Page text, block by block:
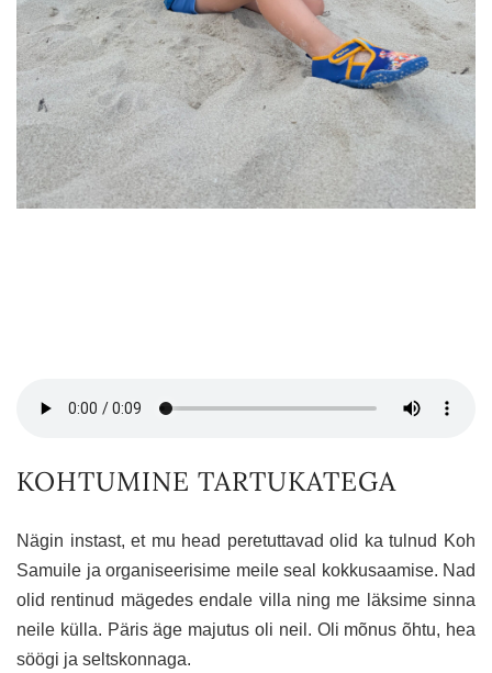
KOHTUMINE TARTUKATEGA
Nägin instast, et mu head peretuttavad olid ka tulnud Koh
Samuile ja organiseerisime meile seal kokkusaamise. Nad
olid rentinud mägedes endale villa ning me läksime sinna
neile külla. Päris äge majutus oli neil. Oli mõnus õhtu, hea
söögi ja seltskonnaga.